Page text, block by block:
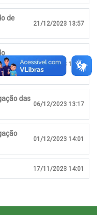
de
21/12/2023 13:57
Plano
18/12/2023 13:16
das
06/12/2023 13:17
01/12/2023 14:01
17/11/2023 14:01